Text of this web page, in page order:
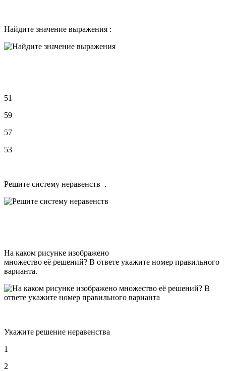
Найдите значение выражения :
51
59
57
53
Решите систему неравенств .
На каком рисунке изображено
множество её решений? В ответе укажите номер правильного
варианта.
Укажите решение неравенства
1
2